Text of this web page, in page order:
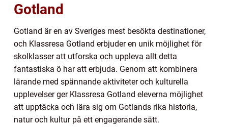
Gotland
Gotland är en av Sveriges mest besökta destinationer,
och Klassresa Gotland erbjuder en unik möjlighet för
skolklasser att utforska och uppleva allt detta
fantastiska ö har att erbjuda. Genom att kombinera
lärande med spännande aktiviteter och kulturella
upplevelser ger Klassresa Gotland eleverna möjlighet
att upptäcka och lära sig om Gotlands rika historia,
natur och kultur på ett engagerande sätt.